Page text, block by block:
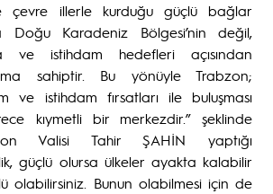
çevre illerle kurduğu güçlü bağlar
Doğu Karadeniz Bölgesi’nin değil,
ve istihdam hedefleri açısından
sahiptir. Bu yönüyle Trabzon;
ve istihdam fırsatları ile buluşması
kıymetli bir merkezdir.” şeklinde
Valisi Tahir ŞAHİN yaptığı
güçlü olursa ülkeler ayakta kalabilir
olabilirsiniz. Bunun olabilmesi için de